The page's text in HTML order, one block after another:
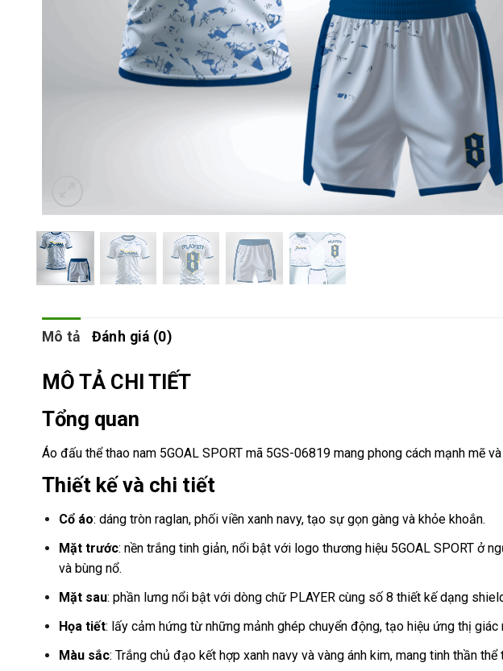
Mô tả Đánh giá (0)
MÔ TẢ CHI TIẾT
Tổng quan
Áo đấu thể thao nam 5GOAL SPORT mã 5GS-06819 mang phong cách mạnh
Thiết kế và chi tiết
Cổ áo: dáng tròn raglan, phối viền xanh navy, tạo sự gọn gàng và khỏe khoắn.
Mặt trước: nền trắng tinh giản, nổi bật với logo thương hiệu 5GOAL SPORT ở
và bùng nổ.
Mặt sau: phần lưng nổi bật với dòng chữ PLAYER cùng số 8 thiết kế dạng
Họa tiết: lấy cảm hứng từ những mảnh ghép chuyển động, tạo hiệu ứng thị giác
Màu sắc: Trắng chủ đạo kết hợp xanh navy và vàng ánh kim, mang tinh thần